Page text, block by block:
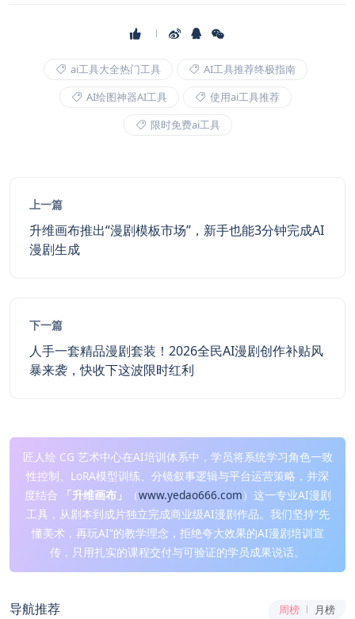
ai工具大全热门工具
AI工具推荐终极指南
AI绘图神器AI工具
使用ai工具推荐
限时免费ai工具
上一篇
升维画布推出“漫剧模板市场”，新手也能3分钟完成AI
漫剧生成
下一篇
人手一套精品漫剧套装！2026全民AI漫剧创作补贴风
暴来袭，快收下这波限时红利
匠人绘 CG 艺术中心在AI培训体系中，学员将系统学习角色一致
性控制、LoRA模型训练、分镜叙事逻辑与平台运营策略，并深
度结合
「升维画布」 （www.yedao666.com）这一专业AI漫剧
工具，从剧本到成片独立完成商业级AI漫剧作品。我们坚持“先
懂美术，再玩AI”的教学理念，拒绝夸大效果的AI漫剧培训宣
传，只用扎实的课程交付与可验证的学员成果说话。
导航推荐 周榜 月榜